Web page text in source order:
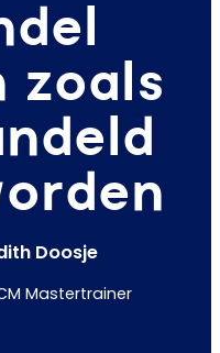
zoals
Doosje
Mastertrainer